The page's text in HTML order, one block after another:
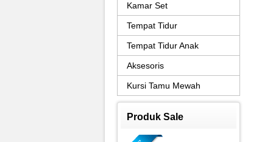
Kamar Set
Tempat Tidur
Tempat Tidur Anak
Aksesoris
Kursi Tamu Mewah
Produk Sale